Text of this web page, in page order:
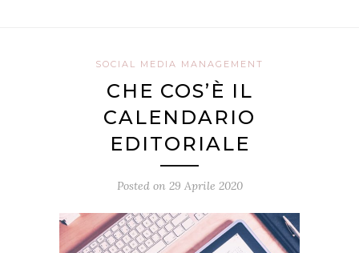
SOCIAL MEDIA MANAGEMENT
CHE COS’È IL
CALENDARIO
EDITORIALE
Posted on 29 Aprile 2020